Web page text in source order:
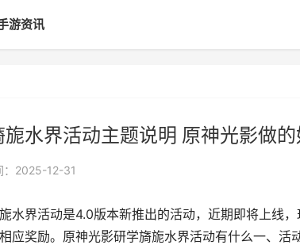
游资讯
水界活动主题说明 原神光影做
：2025-12-31
水界活动是4.0版本新推出的活动，近期即将上线
应奖励。原神光影研学旖旎水界活动有什么一、